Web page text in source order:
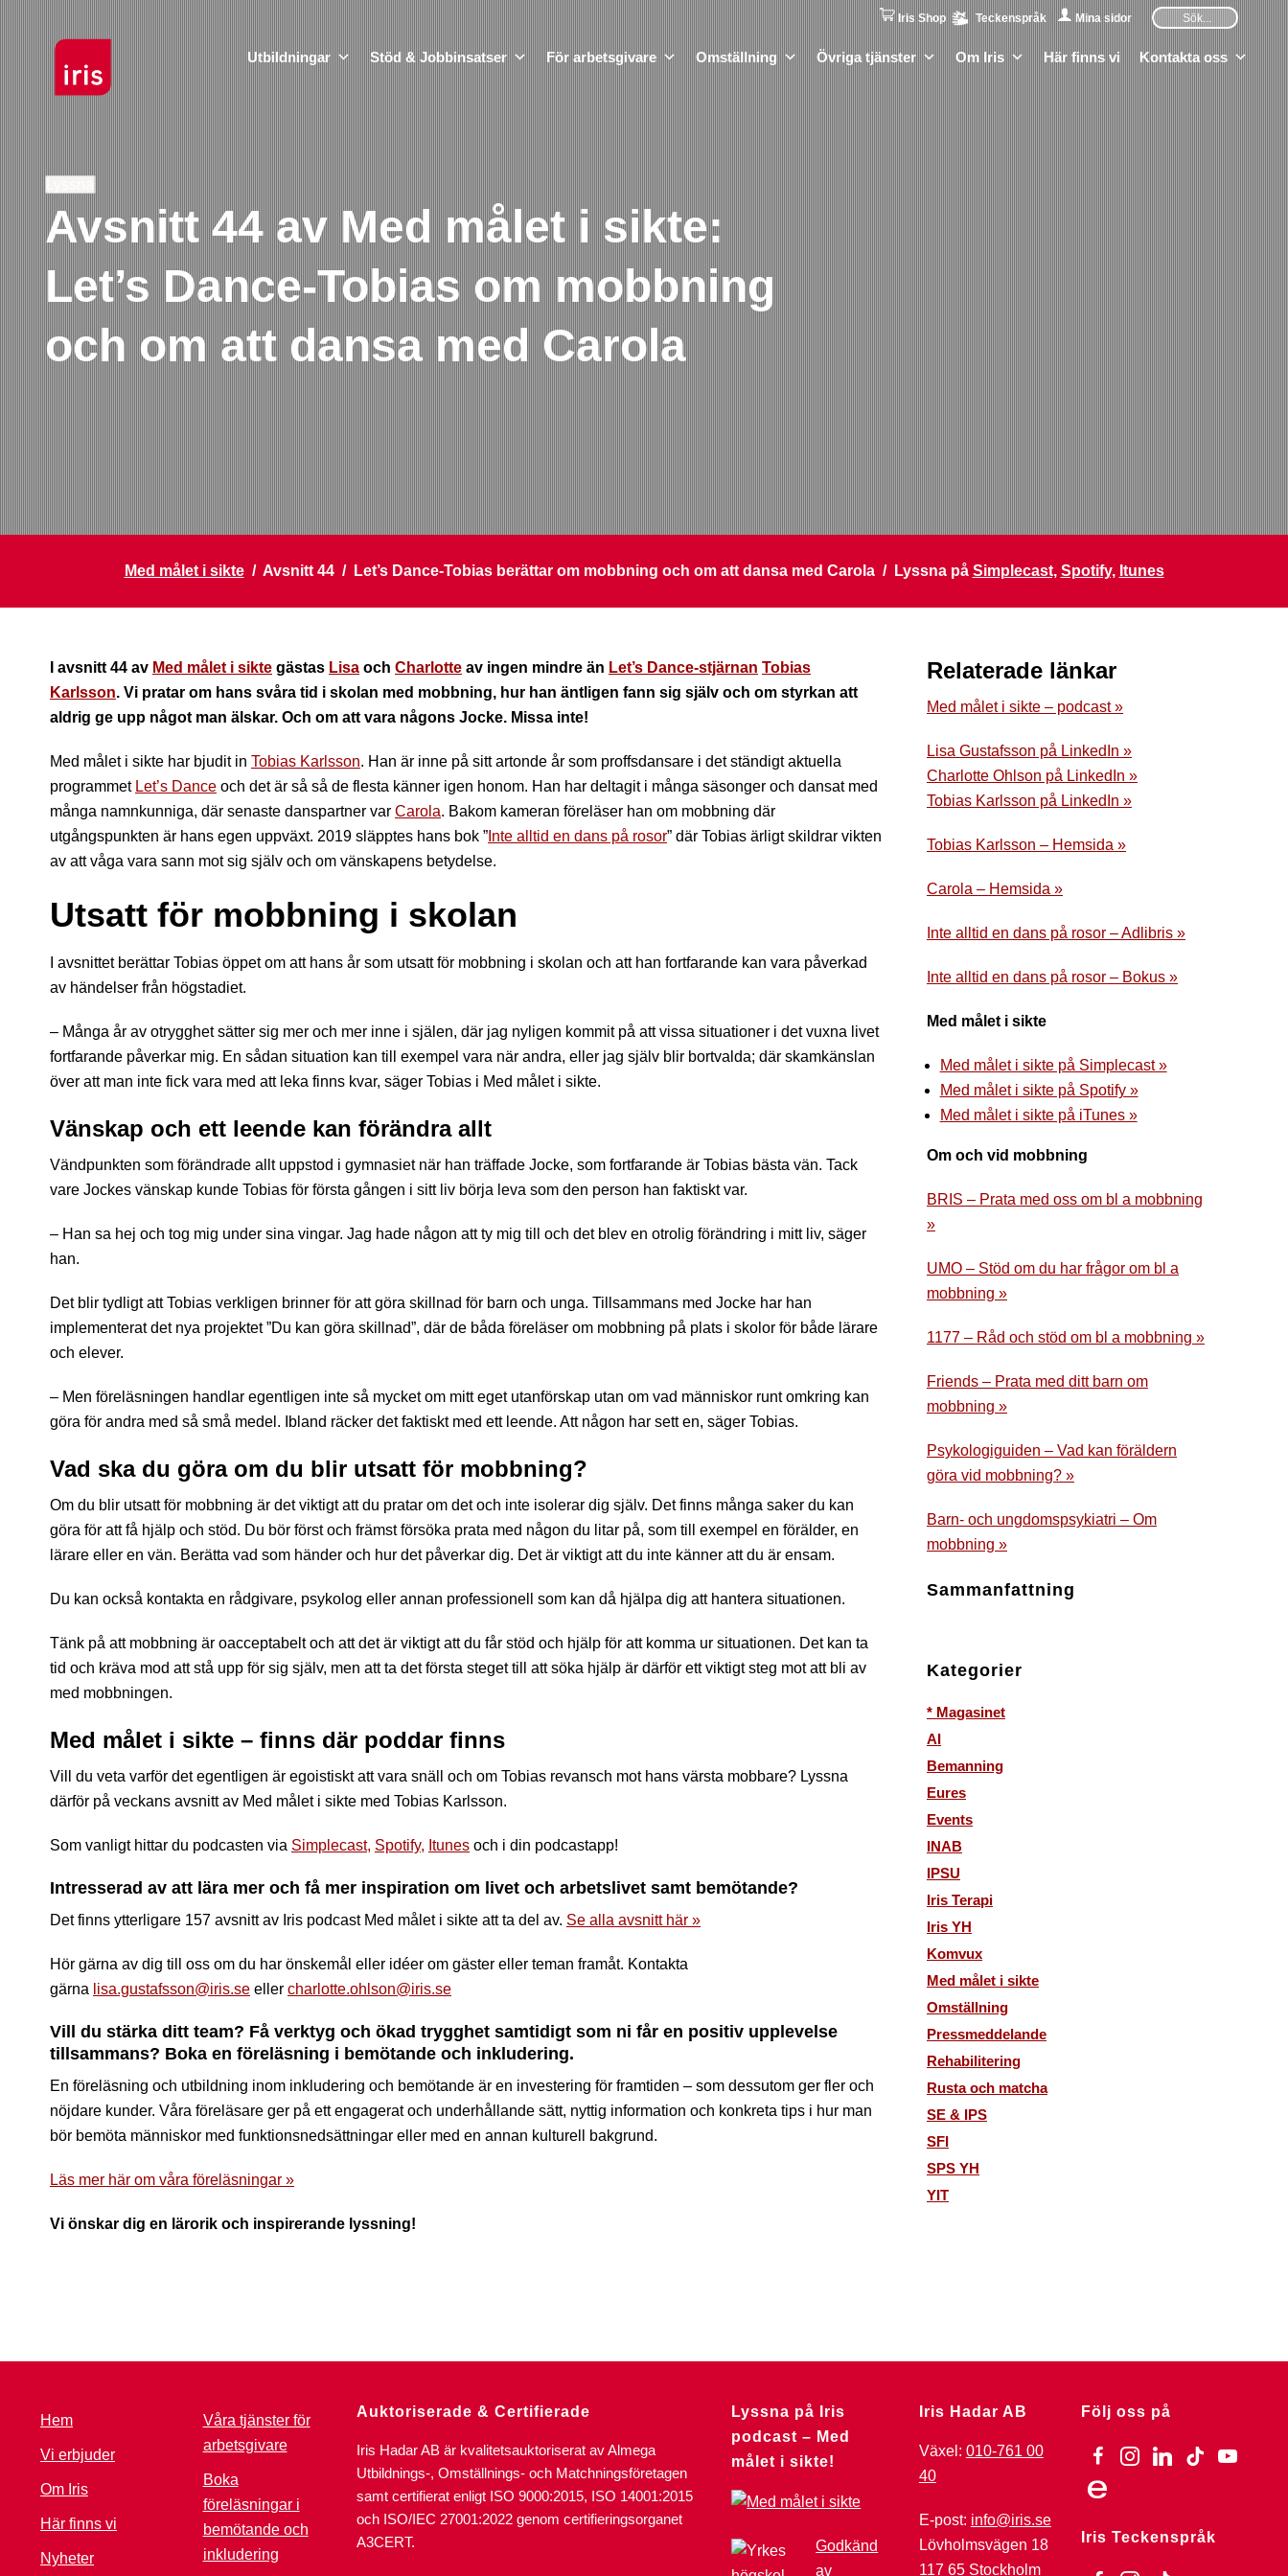
Iris Shop Teckenspråk Mina sidor
Utbildningar Stöd & Jobbinsatser För arbetsgivare Omställning Övriga tjänster Om Iris Här finns vi Kontakta oss
Avsnitt 44 av Med målet i sikte:
Let’s Dance-Tobias om mobbning
och om att dansa med Carola
Med målet i sikte/ Avsnitt 44 / Let’s Dance-Tobias berättar om mobbning och om att dansa med Carola / Lyssna på Simplecast, Spotify, Itunes
I avsnitt 44 av Med målet i sikte gästas Lisa och Charlotte av ingen mindre än Let’s Dance-stjärnan Tobias
Karlsson. Vi pratar om hans svåra tid i skolan med mobbning, hur han äntligen fann sig själv och om styrkan att
aldrig ge upp något man älskar. Och om att vara någons Jocke. Missa inte!
Med målet i sikte har bjudit in Tobias Karlsson. Han är inne på sitt artonde år som proffsdansare i det ständigt aktuella
programmet Let’s Dance och det är så så de flesta känner igen honom. Han har deltagit i många säsonger och dansat med
många namnkunniga, där senaste danspartner var Carola. Bakom kameran föreläser han om mobbning där
utgångspunkten är hans egen uppväxt. 2019 släpptes hans bok ” Inte alltid en dans på rosor” där Tobias ärligt skildrar vikten
av att våga vara sann mot sig själv och om vänskapens betydelse.
Utsatt för mobbning i skolan
I avsnittet berättar Tobias öppet om att hans år som utsatt för mobbning i skolan och att han fortfarande kan vara påverkad
av händelser från högstadiet.
– Många år av otrygghet sätter sig mer och mer inne i själen, där jag nyligen kommit på att vissa situationer i det vuxna livet
fortfarande påverkar mig. En sådan situation kan till exempel vara när andra, eller jag själv blir bortvalda; där skamkänslan
över att man inte fick vara med att leka finns kvar, säger Tobias i Med målet i sikte.
Vänskap och ett leende kan förändra allt
Vändpunkten som förändrade allt uppstod i gymnasiet när han träffade Jocke, som fortfarande är Tobias bästa vän. Tack
vare Jockes vänskap kunde Tobias för första gången i sitt liv börja leva som den person han faktiskt var.
– Han sa hej och tog mig under sina vingar. Jag hade någon att ty mig till och det blev en otrolig förändring i mitt liv, säger
han.
Det blir tydligt att Tobias verkligen brinner för att göra skillnad för barn och unga. Tillsammans med Jocke har han
implementerat det nya projektet ”Du kan göra skillnad”, där de båda föreläser om mobbning på plats i skolor för både lärare
och elever.
– Men föreläsningen handlar egentligen inte så mycket om mitt eget utanförskap utan om vad människor runt omkring kan
göra för andra med så små medel. Ibland räcker det faktiskt med ett leende. Att någon har sett en, säger Tobias.
Vad ska du göra om du blir utsatt för mobbning?
Om du blir utsatt för mobbning är det viktigt att du pratar om det och inte isolerar dig själv. Det finns många saker du kan
göra för att få hjälp och stöd. Du bör först och främst försöka prata med någon du litar på, som till exempel en förälder, en
lärare eller en vän. Berätta vad som händer och hur det påverkar dig. Det är viktigt att du inte känner att du är ensam.
Du kan också kontakta en rådgivare, psykolog eller annan professionell som kan då hjälpa dig att hantera situationen.
Tänk på att mobbning är oacceptabelt och att det är viktigt att du får stöd och hjälp för att komma ur situationen. Det kan ta
tid och kräva mod att stå upp för sig själv, men att ta det första steget till att söka hjälp är därför ett viktigt steg mot att bli av
med mobbningen.
Med målet i sikte – finns där poddar finns
Vill du veta varför det egentligen är egoistiskt att vara snäll och om Tobias revansch mot hans värsta mobbare? Lyssna
därför på veckans avsnitt av Med målet i sikte med Tobias Karlsson.
Som vanligt hittar du podcasten via Simplecast, Spotify, Itunes och i din podcastapp!
Intresserad av att lära mer och få mer inspiration om livet och arbetslivet samt bemötande?
Det finns ytterligare 157 avsnitt av Iris podcast Med målet i sikte att ta del av. Se alla avsnitt här »
Hör gärna av dig till oss om du har önskemål eller idéer om gäster eller teman framåt. Kontakta
gärna lisa.gustafsson@iris.se eller charlotte.ohlson@iris.se
Vill du stärka ditt team? Få verktyg och ökad trygghet samtidigt som ni får en positiv upplevelse
tillsammans? Boka en föreläsning i bemötande och inkludering.
En föreläsning och utbildning inom inkludering och bemötande är en investering för framtiden – som dessutom ger fler och
nöjdare kunder. Våra föreläsare ger på ett engagerat och underhållande sätt, nyttig information och konkreta tips i hur man
bör bemöta människor med funktionsnedsättningar eller med en annan kulturell bakgrund.
Läs mer här om våra föreläsningar »
Vi önskar dig en lärorik och inspirerande lyssning!
Relaterade länkar
Med målet i sikte – podcast »
Lisa Gustafsson på LinkedIn »
Charlotte Ohlson på LinkedIn »
Tobias Karlsson på LinkedIn »
Tobias Karlsson – Hemsida »
Carola – Hemsida »
Inte alltid en dans på rosor – Adlibris »
Inte alltid en dans på rosor – Bokus »
Med målet i sikte
Med målet i sikte på Simplecast »
Med målet i sikte på Spotify »
Med målet i sikte på iTunes »
Om och vid mobbning
BRIS – Prata med oss om bl a mobbning
»
UMO – Stöd om du har frågor om bl a
mobbning »
1177 – Råd och stöd om bl a mobbning »
Friends – Prata med ditt barn om
mobbning »
Psykologiguiden – Vad kan föräldern
göra vid mobbning? »
Barn- och ungdomspsykiatri – Om
mobbning »
Sammanfattning
Kategorier
* Magasinet
AI
Bemanning
Eures
Events
INAB
IPSU
Iris Terapi
Iris YH
Komvux
Med målet i sikte
Omställning
Pressmeddelande
Rehabilitering
Rusta och matcha
SE & IPS
SFI
SPS YH
YIT
Hem
Vi erbjuder
Om Iris
Här finns vi
Nyheter
Våra tjänster för
arbetsgivare
Boka
föreläsningar i
bemötande och
inkludering
Auktoriserade & Certifierade
Iris Hadar AB är kvalitetsauktoriserat av Almega
Utbildnings-, Omställnings- och Matchningsföretagen
samt certifierat enligt ISO 9000:2015, ISO 14001:2015
och ISO/IEC 27001:2022 genom certifieringsorganet
A3CERT.
Lyssna på Iris
podcast – Med
målet i sikte!
Godkänd
av
Iris Hadar AB
Växel: 010-761 00
40
E-post: info@iris.se
Lövholmsvägen 18
117 65 Stockholm
Följ oss på
facebookinstagramlinkedin
tiktok youtube
ebay
Iris Teckenspråk